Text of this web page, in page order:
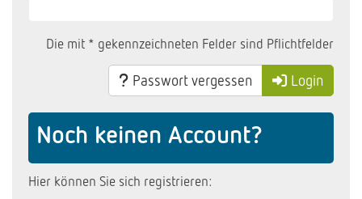
Die mit * gekennzeichneten Felder sind Pflichtfelder
Passwort vergessen Login
Noch keinen Account?
Hier können Sie sich registrieren: